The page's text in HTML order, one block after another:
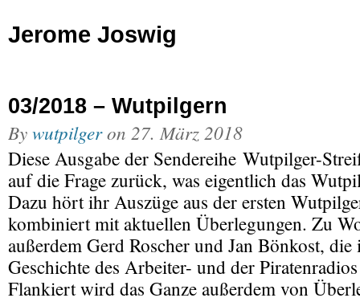
Jerome Joswig
03/2018 – Wutpilgern
Bywutpilgeron 27. März 2018
Diese Ausgabe der Sendereihe Wutpilger-
auf die Frage zurück, was eigentlich das
Dazu hört ihr Auszüge aus der ersten
kombiniert mit aktuellen Überlegungen. Zu
außerdem Gerd Roscher und Jan Bönkost,
Geschichte des Arbeiter- und der
Flankiert wird das Ganze außerdem von